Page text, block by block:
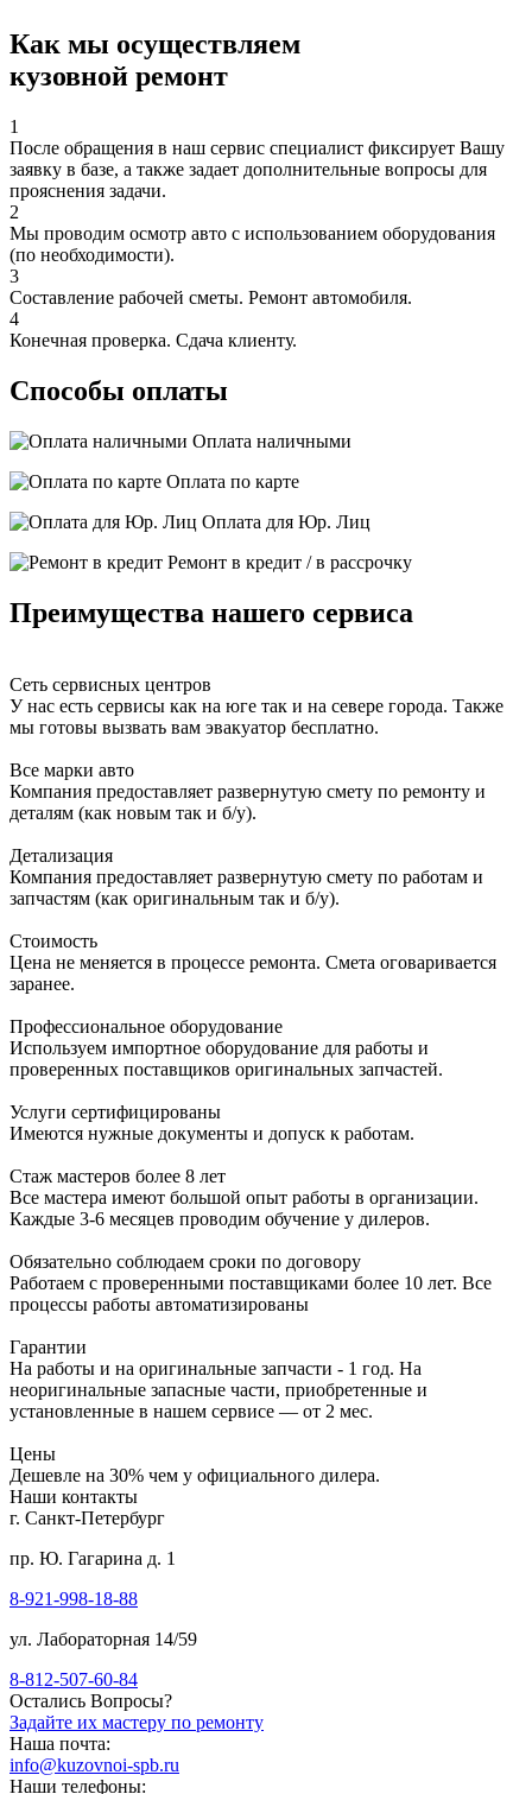
Как мы осуществляем
кузовной ремонт
1
После обращения в наш сервис специалист фиксирует Вашу
заявку в базе, а также задает дополнительные вопросы для
прояснения задачи.
2
Мы проводим осмотр авто с использованием оборудования
(по необходимости).
3
Составление рабочей сметы. Ремонт автомобиля.
4
Конечная проверка. Сдача клиенту.
Способы оплаты
Оплата наличными
Оплата по карте
Оплата для Юр. Лиц
Ремонт в кредит / в рассрочку
Преимущества нашего сервиса
Сеть сервисных центров
У нас есть сервисы как на юге так и на севере города. Также
мы готовы вызвать вам эвакуатор бесплатно.
Все марки авто
Компания предоставляет развернутую смету по ремонту и
деталям (как новым так и б/у).
Детализация
Компания предоставляет развернутую смету по работам и
запчастям (как оригинальным так и б/у).
Стоимость
Цена не меняется в процессе ремонта. Смета оговаривается
заранее.
Профессиональное оборудование
Используем импортное оборудование для работы и
проверенных поставщиков оригинальных запчастей.
Услуги сертифицированы
Имеются нужные документы и допуск к работам.
Стаж мастеров более 8 лет
Все мастера имеют большой опыт работы в организации.
Каждые 3-6 месяцев проводим обучение у дилеров.
Обязательно соблюдаем сроки по договору
Работаем с проверенными поставщиками более 10 лет. Все
процессы работы автоматизированы
Гарантии
На работы и на оригинальные запчасти - 1 год. На
неоригинальные запасные части, приобретенные и
установленные в нашем сервисе — от 2 мес.
Цены
Дешевле на 30% чем у официального дилера.
Наши контакты
г. Санкт-Петербург
пр. Ю. Гагарина д. 1
8-921-998-18-88
ул. Лабораторная 14/59
8-812-507-60-84
Остались Вопросы?
Задайте их мастеру по ремонту
Наша почта:
info@kuzovnoi-spb.ru
Наши телефоны: